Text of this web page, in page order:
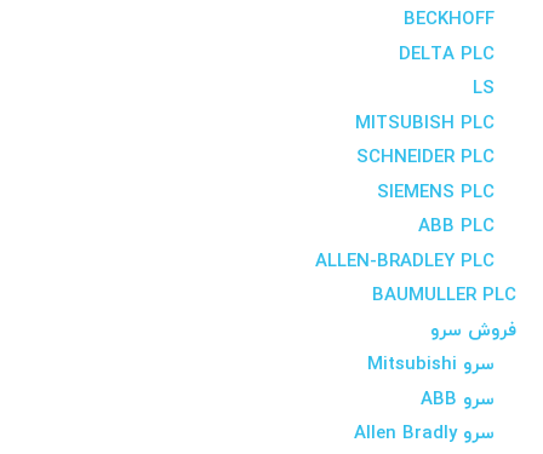
BECKHOFF
DELTA PLC
LS
MITSUBISH PLC
SCHNEIDER PLC
SIEMENS PLC
ABB PLC
ALLEN-BRADLEY PLC
BAUMULLER PLC
فروش سرو
سرو Mitsubishi
سرو ABB
سرو Allen Bradly